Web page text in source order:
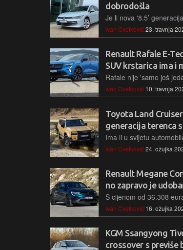
dobrodošla
Ivan Cvetković23. travnja
Renault Rafale E-
SUV krstarica ima i
Ivan Cvetković 10. travnja
Toyota Land
generacija terenca
Ivan Cvetković24. ožujka
Renault Megane
no zapravo je
Ivan Cvetković 16. ožujka
KGM Ssangyong
crossover s previše